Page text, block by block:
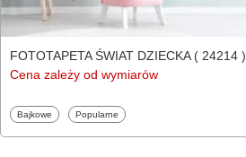
FOTOTAPETA ŚWIAT DZIECKA ( 24214 )
Cena zależy od wymiarów
Fototapety
Bajkowe Fototapety
Popularne